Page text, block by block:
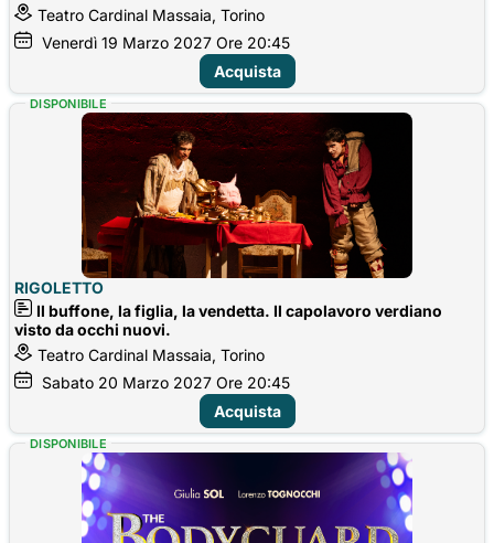
Teatro Cardinal Massaia, Torino
Venerdì 19 Marzo 2027 Ore 20:45
Acquista
RIGOLETTO
Il buffone, la figlia, la vendetta. Il capolavoro verdiano
visto da occhi nuovi.
Teatro Cardinal Massaia, Torino
Sabato 20 Marzo 2027 Ore 20:45
DISPONIBILE
Acquista
DISPONIBILE